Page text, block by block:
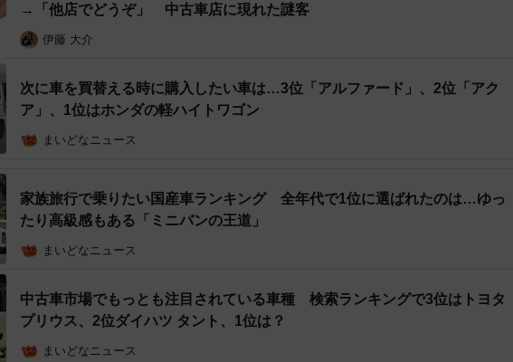
→「他店でどうぞ」 中古車店に現れた謎客
伊藤 大介
次に車を買替える時に購入したい車は…3位「アルファード」、2位「アク
ア」、1位はホンダの軽ハイトワゴン
まいどなニュース
家族旅行で乗りたい国産車ランキング 全年代で1位に選ばれたのは…ゆっ
たり高級感もある「ミニバンの王道」
まいどなニュース
中古車市場でもっとも注目されている車種 検索ランキングで3位はトヨタ
プリウス、2位ダイハツ タント、1位は？
まいどなニュース